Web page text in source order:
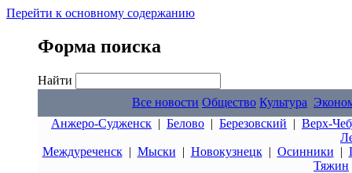
Перейти к основному содержанию
Форма поиска
Найти
Все новости Общество Культура
Анжеро-Судженск | Белово | Березовский | Верх-
Междуреченск| Мыски | Новокузнецк| Осинники |
Тяжин